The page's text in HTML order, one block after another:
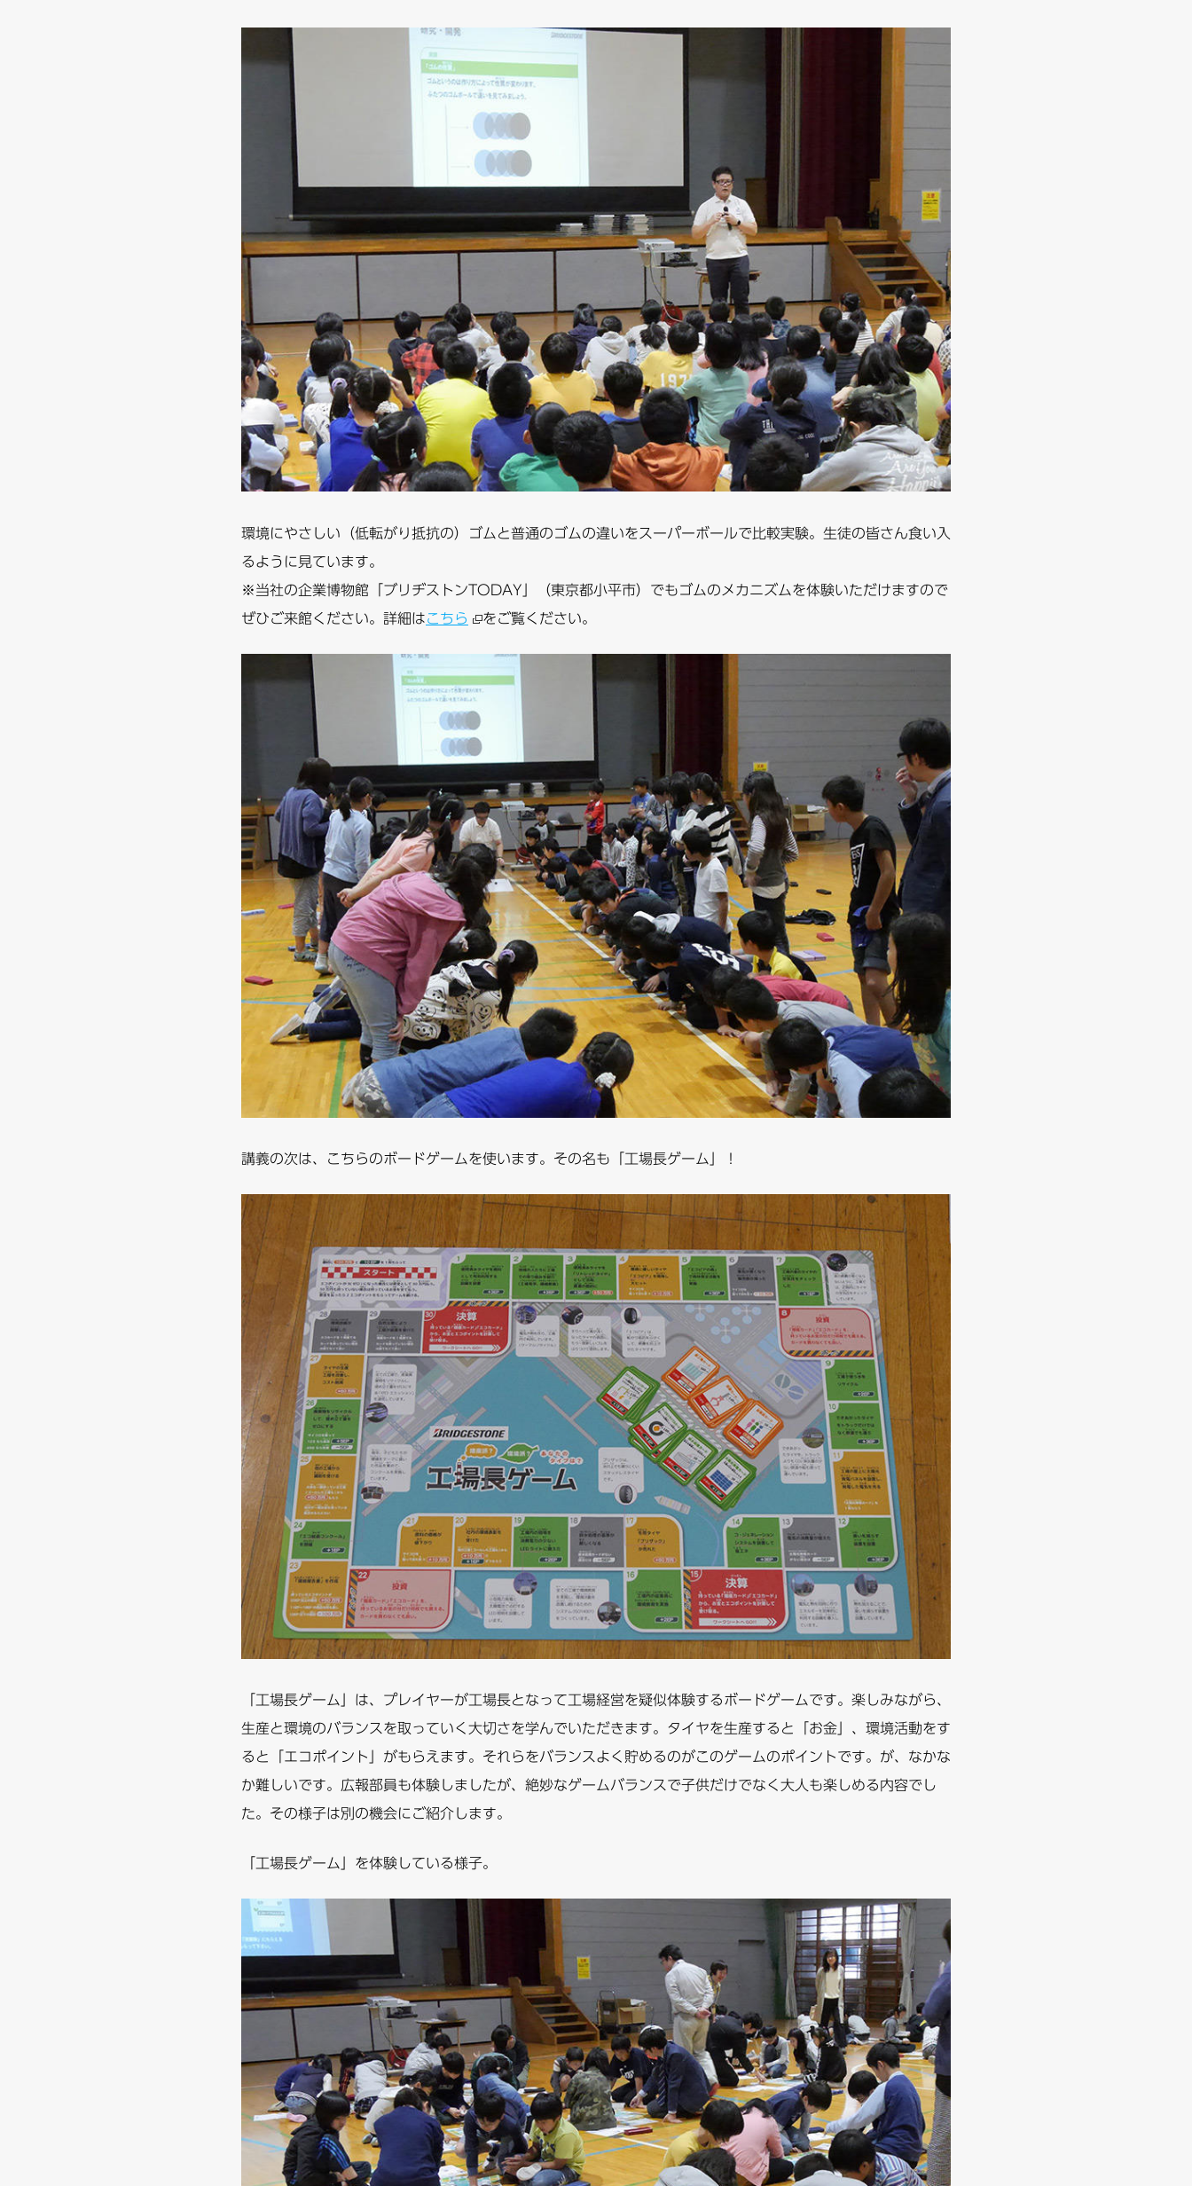
環境にやさしい（低転がり抵抗の）ゴムと普通のゴムの違いをスーパーボールで比較実験。生徒の皆さん食い入
るように見ています。
※当社の企業博物館「ブリヂストンTODAY」（東京都小平市）でもゴムのメカニズムを体験いただけますので
ぜひご来館ください。詳細はこちら をご覧ください。
講義の次は、こちらのボードゲームを使います。その名も「工場長ゲーム」！
「工場長ゲーム」は、プレイヤーが工場長となって工場経営を疑似体験するボードゲームです。楽しみながら、
生産と環境のバランスを取っていく大切さを学んでいただきます。タイヤを生産すると「お金」、環境活動をす
ると「エコポイント」がもらえます。それらをバランスよく貯めるのがこのゲームのポイントです。が、なかな
か難しいです。広報部員も体験しましたが、絶妙なゲームバランスで子供だけでなく大人も楽しめる内容でし
た。その様子は別の機会にご紹介します。
「工場長ゲーム」を体験している様子。